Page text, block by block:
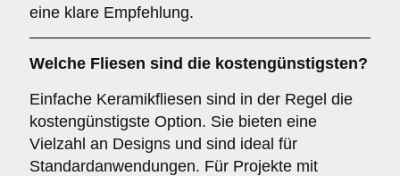
eine klare Empfehlung.
Welche Fliesen sind die kostengünstigsten?
Einfache Keramikfliesen sind in der Regel die
kostengünstigste Option. Sie bieten eine
Vielzahl an Designs und sind ideal für
Standardanwendungen. Für Projekte mit